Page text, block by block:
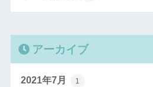
アーカイブ
2021年7月 1